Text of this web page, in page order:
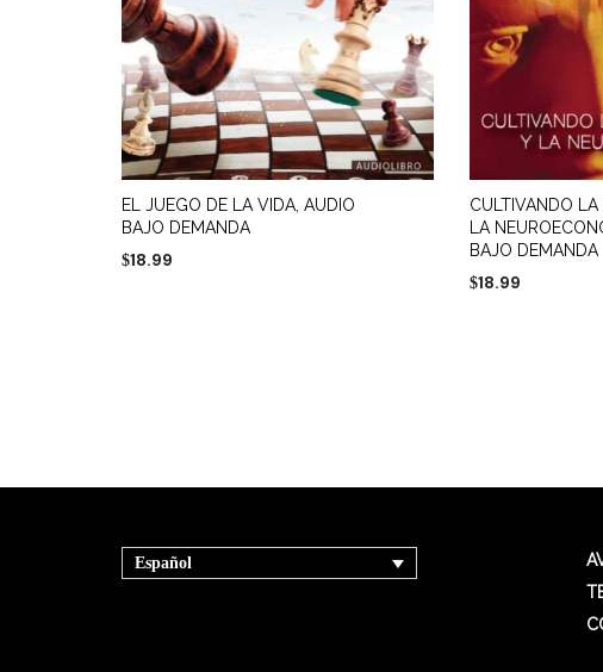
EL JUEGO DE LA VIDA, AUDIO
BAJO DEMANDA
$18.99
CULTIVANDO LA
LA
BAJO DEMANDA
$18.99
Español